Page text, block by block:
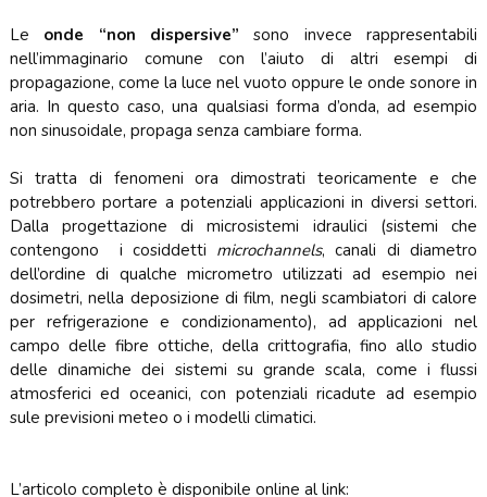
Le onde “non dispersive” sono invece rappresentabili
nell’immaginario comune con l’aiuto di altri esempi di
propagazione, come la luce nel vuoto oppure le onde sonore in
aria. In questo caso, una qualsiasi forma d’onda, ad esempio
non sinusoidale, propaga senza cambiare forma.
Si tratta di fenomeni ora dimostrati teoricamente e che
potrebbero portare a potenziali applicazioni in diversi settori.
Dalla progettazione di microsistemi idraulici (sistemi che
contengono i cosiddetti microchannels, canali di diametro
dell’ordine di qualche micrometro utilizzati ad esempio nei
dosimetri, nella deposizione di film, negli scambiatori di calore
per refrigerazione e condizionamento), ad applicazioni nel
campo delle fibre ottiche, della crittografia, fino allo studio
delle dinamiche dei sistemi su grande scala, come i flussi
atmosferici ed oceanici, con potenziali ricadute ad esempio
sule previsioni meteo o i modelli climatici.
L’articolo completo è disponibile online al link: